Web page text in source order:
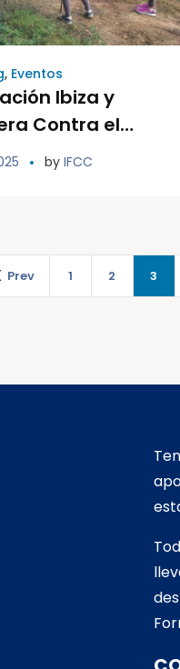
, Eventos
Ibiza y
Contra el
por el
by IFCC
Prev 1 2 3
d